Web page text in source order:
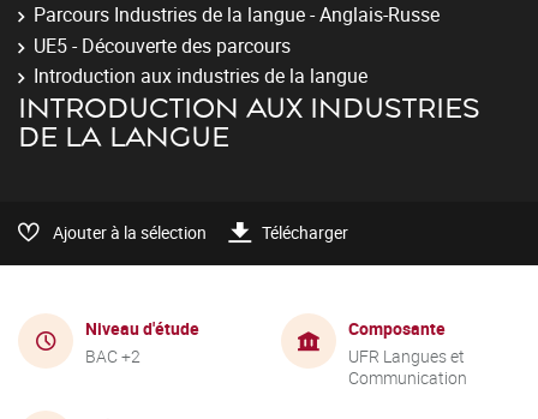
Parcours Industries de la langue - Anglais-Russe
UE5 - Découverte des parcours
Introduction aux industries de la langue
INTRODUCTION AUX INDUSTRIES
DE LA LANGUE
Ajouter à la sélection Télécharger
Niveau d'étude
BAC +2
Composante
UFR Langues et
Communication